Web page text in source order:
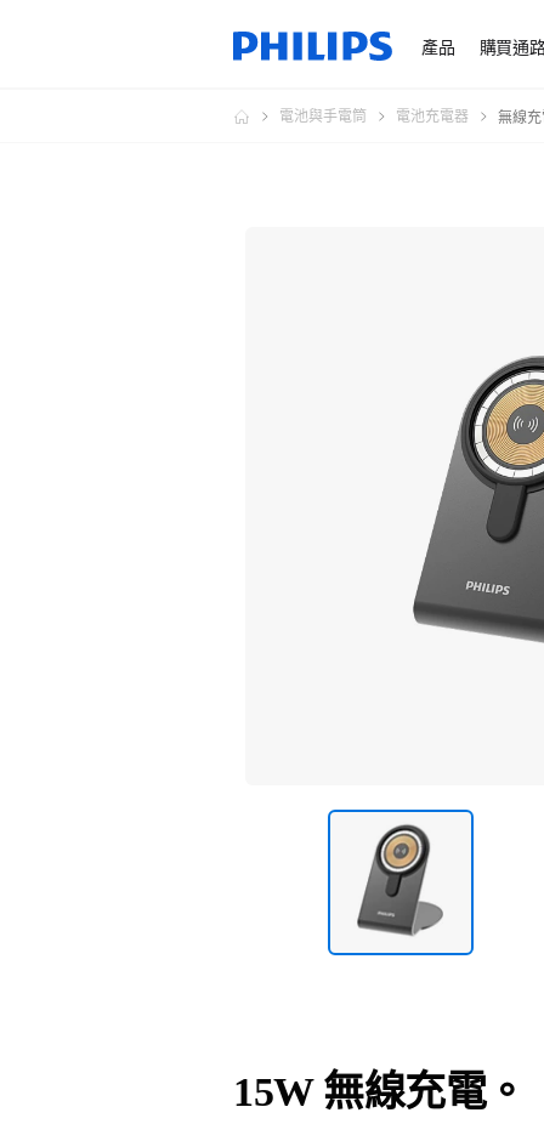
產品 購買通
電池與手電筒 電池充電器 無線
15W 無線充電。